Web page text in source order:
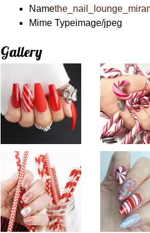
Name
Mime Typeimage/jpeg
Gallery